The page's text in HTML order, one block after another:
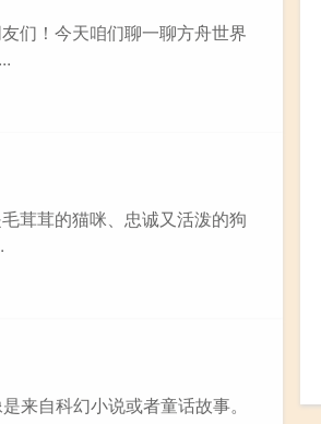
们！今天咱们聊一聊方舟世界
茸茸的猫咪、忠诚又活泼的狗
来自科幻小说或者童话故事。